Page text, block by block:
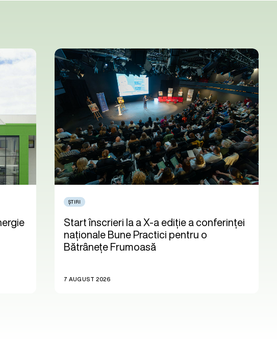
ȘTIRI
Start înscrieri la a X-a ediție a conferinței
naționale Bune Practici pentru o
Bătrânețe Frumoasă
7 AUGUST 2026